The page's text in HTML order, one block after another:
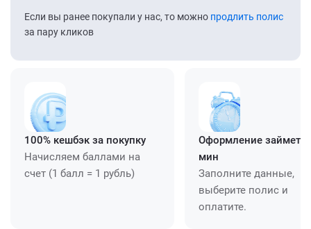
Если вы ранее покупали у нас, то можно продлить полис
за пару кликов
100% кешбэк за покупку
Начисляем баллами на
счет (1 балл = 1 рубль)
Оформление займет
мин
Заполните данные,
выберите полис и
оплатите.